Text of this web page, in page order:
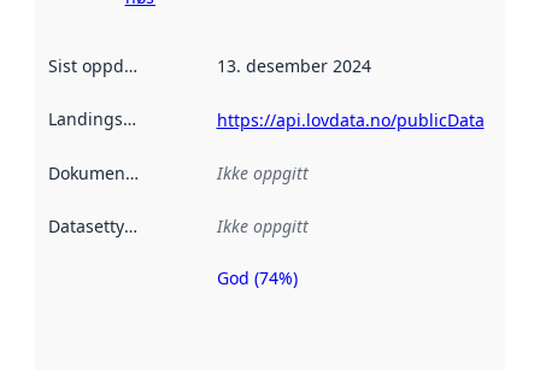
Sist oppdatert 13. desember 2024
Landingsside https://api.lovdata.no/publicData
Dokumentasjon Ikke oppgitt
Datasettype Ikke oppgitt
Metadatakvalitet
God (74%)